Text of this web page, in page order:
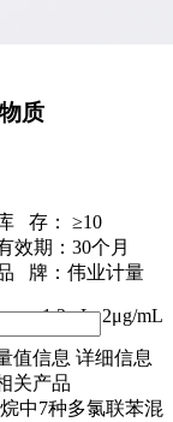
质
存：
≥10
效期： 30个月
牌： 伟业计量
1.2mL,2μg/mL
值信息 详细信息
关产品
中7种多氯联苯混